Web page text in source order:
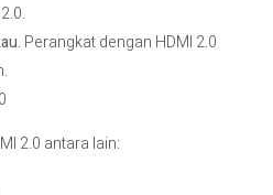
Perangkat dengan HDMI 2.0
2.0 antara lain: